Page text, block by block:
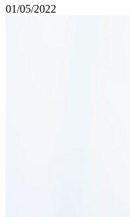
01/05/2022